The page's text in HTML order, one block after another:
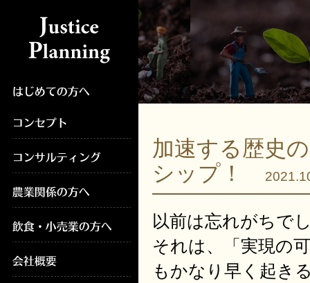
加速する歴史
シップ！
以前は忘れがちで
それは、「実現の
もかなり早く起き